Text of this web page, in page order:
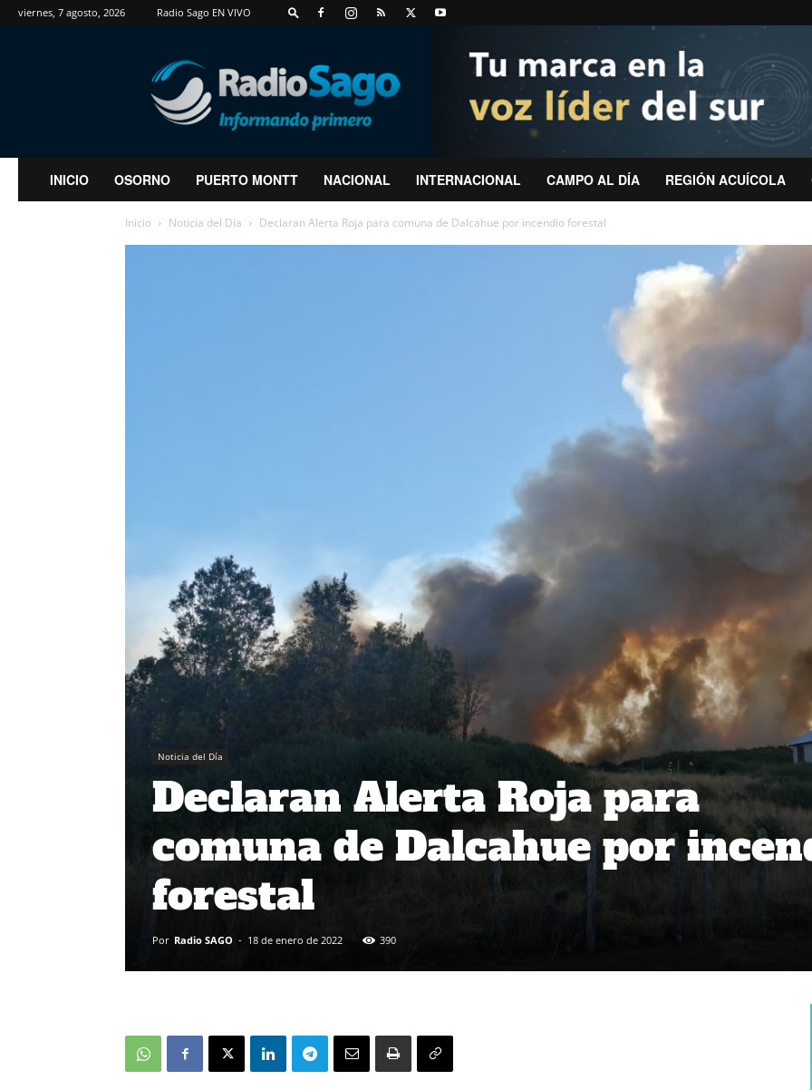
viernes, 7 agosto, 2026 Radio Sago EN VIVO
RadioSago
INICIO OSORNO PUERTO MONTT NACIONAL INTERNACIONAL CAMPO AL DÍA REGIÓN ACUÍCOLA
Inicio Noticia del Día Declaran Alerta Roja para comuna de Dalcahue por incendio forestal
Noticia del Día
Declaran Alerta Roja para
comuna de Dalcahue por
forestal
Por Radio SAGO - 18 de enero de 2022 390